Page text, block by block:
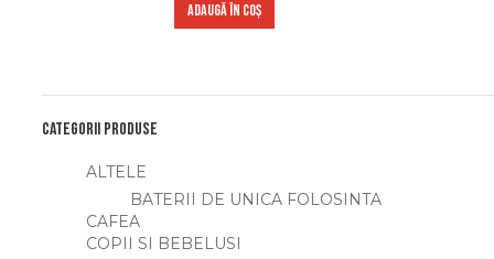
ADAUGĂ ÎN COȘ
Categorii produse
ALTELE
BATERII DE UNICA FOLOSINTA
CAFEA
COPII SI BEBELUSI